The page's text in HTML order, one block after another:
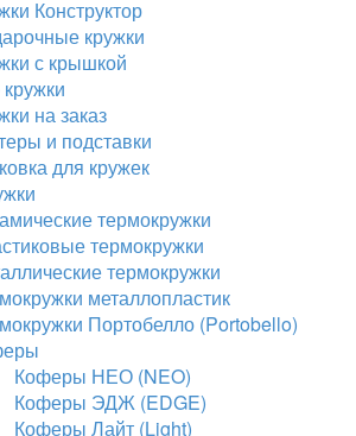
Конструктор
кружки
с крышкой
на заказ
и подставки
для кружек
термокружки
термокружки
термокружки
металлопластик
Портобелло (Portobello)
Коферы НЕО (NEO)
Коферы ЭДЖ (EDGE)
Коферы Лайт (Light)